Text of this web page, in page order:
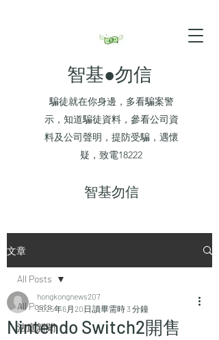
智基●勿信
騙徒就在你身邊，多看騙案警
示，知道騙徒資料，參看公司資
料及公司聲明，提防受騙，遇懷
疑，致電18222
​智基勿信
文章
All Posts
法庭新聞
All Posts
Nintendo Switch2開售
hongkongnews207
2025年6月20日 讀畢需時 3 分鐘